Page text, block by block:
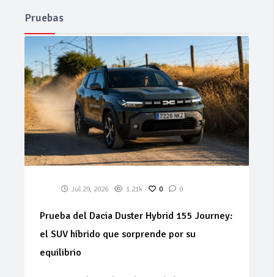
Pruebas
Jul 29, 2026 1.21k 0 0
Prueba del Dacia Duster Hybrid 155 Journey:
el SUV híbrido que sorprende por su
equilibrio